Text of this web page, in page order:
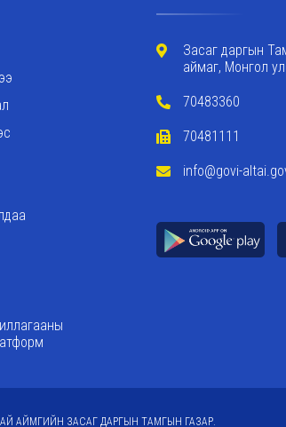
Засаг даргын
аймаг, Монгол
70483360
70481111
info@govi-
АЙМГИЙН ЗАСАГ ДАРГЫН ТАМГЫН ГАЗАР.